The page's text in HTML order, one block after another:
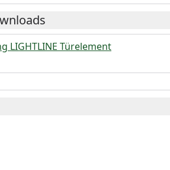
LIGHTLINE Türelement